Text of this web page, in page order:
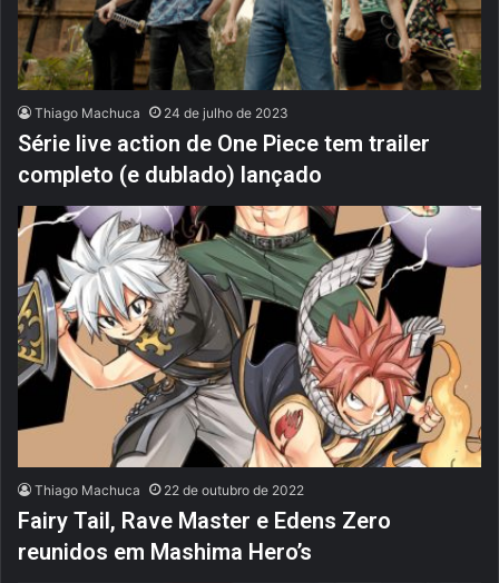
Thiago Machuca 24 de julho de 2023
Série live action de One Piece tem trailer
completo (e dublado) lançado
Thiago Machuca 22 de outubro de 2022
Fairy Tail, Rave Master e Edens Zero
reunidos em Mashima Hero’s